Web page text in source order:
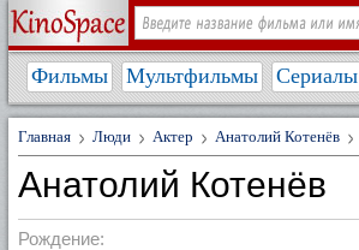
Фильмы Мультфильмы Сериалы
Главная Люди Актер Анатолий Котенёв
Анатолий Котенёв
Рождение: